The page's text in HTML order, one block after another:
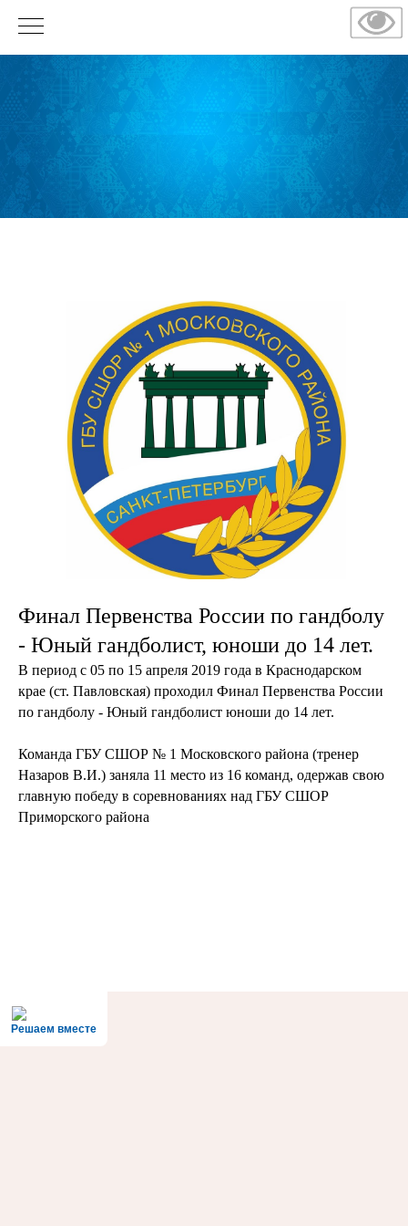
Финал Первенства России по гандболу
- Юный гандболист, юноши до 14 лет.
В период с 05 по 15 апреля 2019 года в Краснодарском
крае (ст. Павловская) проходил Финал Первенства России
по гандболу - Юный гандболист юноши до 14 лет.
Команда ГБУ СШОР № 1 Московского района (тренер
Назаров В.И.) заняла 11 место из 16 команд, одержав свою
главную победу в соревнованиях над ГБУ СШОР
Приморского района
Решаем вместе